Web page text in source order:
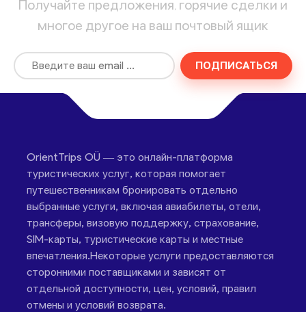
Получайте предложения, горячие сделки и
многое другое на ваш почтовый ящик
ПОДПИСАТЬСЯ
OrientTrips OÜ — это онлайн-платформа
туристических услуг, которая помогает
путешественникам бронировать отдельно
выбранные услуги, включая авиабилеты, отели,
трансферы, визовую поддержку, страхование,
SIM-карты, туристические карты и местные
впечатления.Некоторые услуги предоставляются
сторонними поставщиками и зависят от
отдельной доступности, цен, условий, правил
отмены и условий возврата.